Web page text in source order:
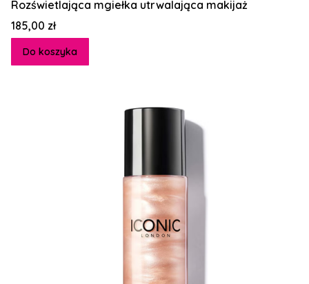
Rozświetlająca mgiełka utrwalająca makijaż
Cena
185,00 zł
Do koszyka